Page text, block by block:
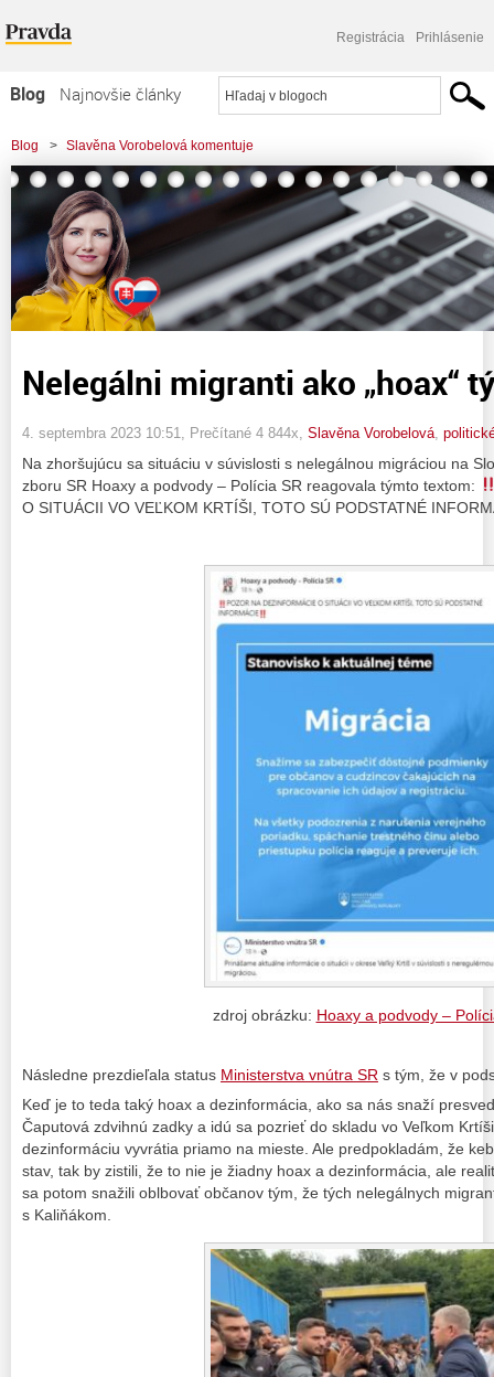
Registrácia Prihlásenie
Blog
Najnovšie články
Najčítanejšie články
Najkomentovanejšie články
Zoznam blogov
Komerčné blogy
Blog > Slavěna Vorobelová komentuje
> Nelegálni migranti ako "hoax" týždňa
Nelegálni migranti ako „hoax“
4. septembra 2023 10:51 , Prečítané 4 844x, Slavěna Vorobelová
Na zhoršujúcu sa situáciu v súvislosti s nelegálnou migráciou na
zboru SR Hoaxy a podvody – Polícia SR reagovala týmto textom:
O SITUÁCII VO VEĽKOM KRTÍŠI, TOTO SÚ PODSTATNÉ
zdroj obrázku: Hoaxy a podvody –
Následne prezdieľala status Ministerstva vnútra SR s tým, že v
Keď je to teda taký hoax a dezinformácia, ako sa nás snaží
Čaputová zdvihnú zadky a idú sa pozrieť do skladu vo Veľkom
dezinformáciu vyvrátia priamo na mieste. Ale predpokladám, že
stav, tak by zistili, že to nie je žiadny hoax a dezinformácia, ale
sa potom snažili oblbovať občanov tým, že tých nelegálnych
s Kaliňákom.